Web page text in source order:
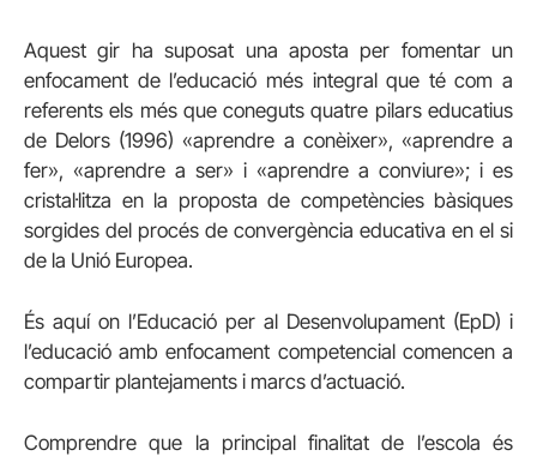
Aquest gir ha suposat una aposta per fomentar un
enfocament de l’educació més integral que té com a
referents els més que coneguts quatre pilars educatius
de Delors (1996) «aprendre a conèixer», «aprendre a
fer», «aprendre a ser» i «aprendre a conviure»; i es
cristal·litza en la proposta de competències bàsiques
sorgides del procés de convergència educativa en el si
de la Unió Europea.
És aquí on l’Educació per al Desenvolupament (EpD) i
l’educació amb enfocament competencial comencen a
compartir plantejaments i marcs d’actuació.
Comprendre que la principal finalitat de l’escola és